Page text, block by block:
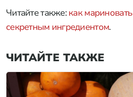
Читайте также:как
секретным ингредиентом.
ЧИТАЙТЕ ТАКЖЕ